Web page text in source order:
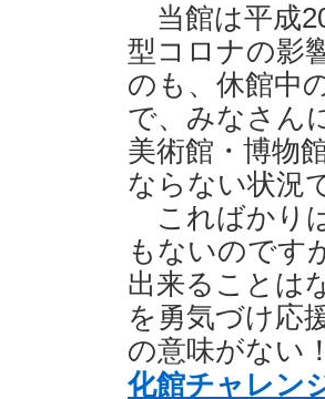
当館は平成
型コロナの影
のも、休館中
で、みなさん
美術館・博物
ならない状況
こればかり
もないのです
出来ることは
を勇気づけ応
の意味がない
化館チャレン